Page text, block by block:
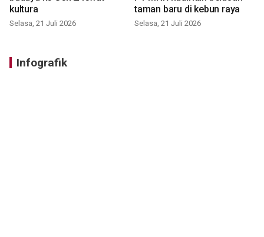
kultura
Selasa, 21 Juli 2026
taman baru di kebun raya
Selasa, 21 Juli 2026
Infografik